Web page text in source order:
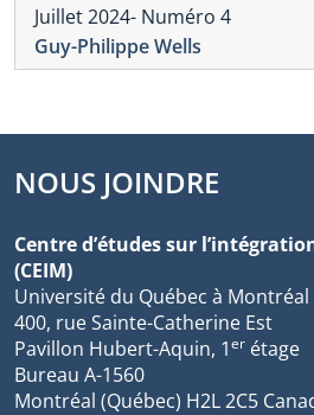
Juillet 2024- Numéro 4
Guy-Philippe Wells
NOUS JOINDRE
Centre d’études sur
(CEIM)
Université du Québec à Montréal
400, rue Sainte-Catherine Est
Pavillon Hubert-Aquin, 1er étage
Bureau A-1560
Montréal (Québec) H2L 2C5